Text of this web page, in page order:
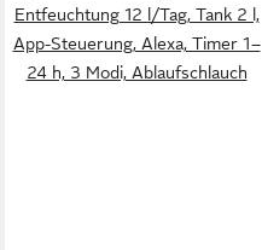
Entfeuchtung 12 l/Tag, Tank 2 l,
App-Steuerung, Alexa, Timer 1–
24 h, 3 Modi, Ablaufschlauch